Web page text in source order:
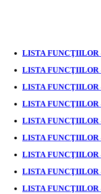
LISTA FUNCŢIILOR
LISTA FUNCŢIILOR
LISTA FUNCŢIILOR
LISTA FUNCŢIILOR
LISTA FUNCŢIILOR
LISTA FUNCŢIILOR
LISTA FUNCŢIILOR
LISTA FUNCŢIILOR
LISTA FUNCŢIILOR